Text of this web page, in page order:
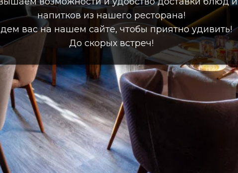
напитков из нашего ресторана!
вас на нашем сайте, чтобы приятно удивить!
До скорых встреч!